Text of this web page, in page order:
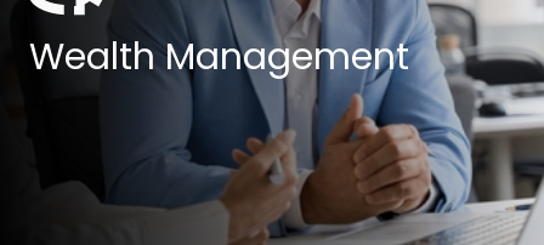
Wealth Management